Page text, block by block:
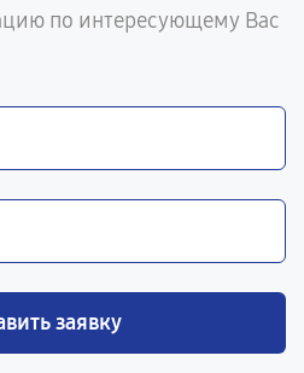
по интересующему Вас
заявку